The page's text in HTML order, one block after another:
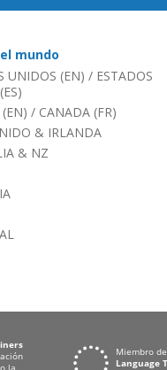
mundo
UNIDOS (EN) / ESTADOS
/ CANADA (FR)
& IRLANDA
& NZ